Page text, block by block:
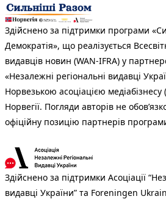
Здійснено за підтримки програми
Демократія», що реалізується
видавців новин (WAN-IFRA) у
«Незалежні регіональні видавці
Норвезькою асоціацією медіабізнесу
Норвегії. Погляди авторів не
офіційну позицію партнерів
Здійснено за підтримки Асоціації
видавці України” та Foreningen